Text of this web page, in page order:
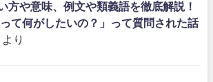
方や意味、例文や類義語を徹底解説！
って何がしたいの？」って質問された話
より